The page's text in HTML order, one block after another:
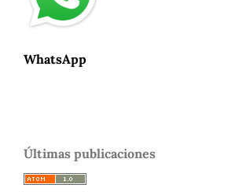
WhatsApp
Últimas publicaciones